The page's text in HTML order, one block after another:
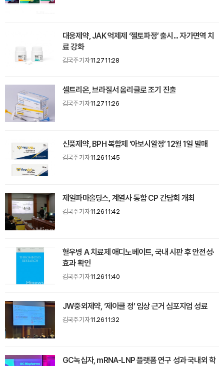
대웅제약, JAK 억제제 ‘젤토파정’ 출시... 자가면역 치
료 강화
김국주 기자11.27 11:28
셀트리온, 브라질서 옴리클로 조기 진출
김국주 기자11.27 11:26
신풍제약, BPH 복합제 ‘아보시알정’ 12월 1일 발매
김국주 기자11.26 11:45
제일파마홀딩스, 계열사 통합 CP 간담회 개최
김국주 기자11.26 11:42
혈우병 A 치료제 애디노베이트, 국내 시판 후 안전성·
효과 확인
김국주 기자11.26 11:40
JW중외제약, ‘제이클 정’ 임상 근거 심포지엄 성료
김국주 기자11.26 11:32
GC녹십자, mRNA-LNP 플랫폼 연구 성과 국내외 학